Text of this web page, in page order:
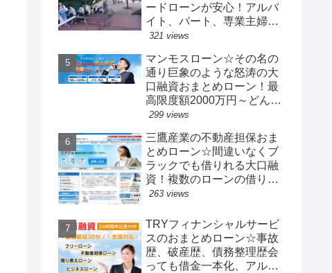
ードローンが安心！アルバ
イト、パート、専業主婦で
も借りれる！多重債務3件
リストでも一本化出来た人
もあり！
321 views
マンモスローン☆その名の
通り巨象のような怒涛の大
口融資おまとめローン！最
高限度額2000万円～どんな
多重債務も一発でおまとめ
ローン！
299 views
三鷹産業の不動産担保おま
とめローン☆間違いなくブ
ラックでも借りれる大口融
資！複数のローンの借り換
えがあっと言う間。最高融
263 views
TRYフィナンシャルサービ
スのおまとめローン☆事故
歴、破産歴、債務整理歴会
っても借金一本化、アルバ